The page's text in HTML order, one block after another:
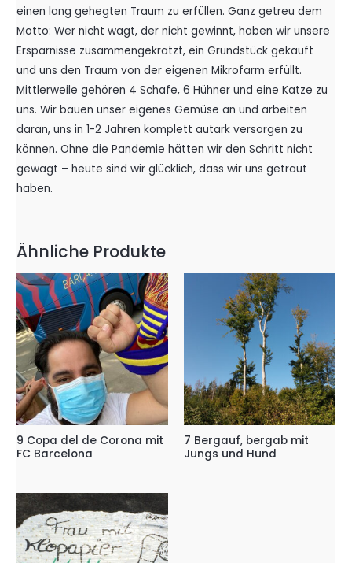
einen lang gehegten Traum zu erfüllen. Ganz getreu dem
Motto: Wer nicht wagt, der nicht gewinnt, haben wir unsere
Ersparnisse zusammengekratzt, ein Grundstück gekauft
und uns den Traum von der eigenen Mikrofarm erfüllt.
Mittlerweile gehören 4 Schafe, 6 Hühner und eine Katze zu
uns. Wir bauen unser eigenes Gemüse an und arbeiten
daran, uns in 1-2 Jahren komplett autark versorgen zu
können. Ohne die Pandemie hätten wir den Schritt nicht
gewagt – heute sind wir glücklich, dass wir uns getraut
haben.
Ähnliche Produkte
9 Copa del de Corona mit
FC Barcelona
7 Bergauf, bergab mit
Jungs und Hund